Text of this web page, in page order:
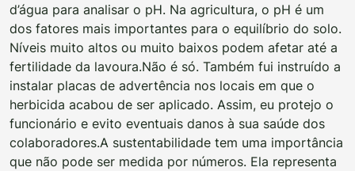
d’água para analisar o pH. Na agricultura, o pH é um
dos fatores mais importantes para o equilíbrio do solo.
Níveis muito altos ou muito baixos podem afetar até a
fertilidade da lavoura.Não é só. Também fui instruído a
instalar placas de advertência nos locais em que o
herbicida acabou de ser aplicado. Assim, eu protejo o
funcionário e evito eventuais danos à sua saúde dos
colaboradores.A sustentabilidade tem uma importância
que não pode ser medida por números. Ela representa